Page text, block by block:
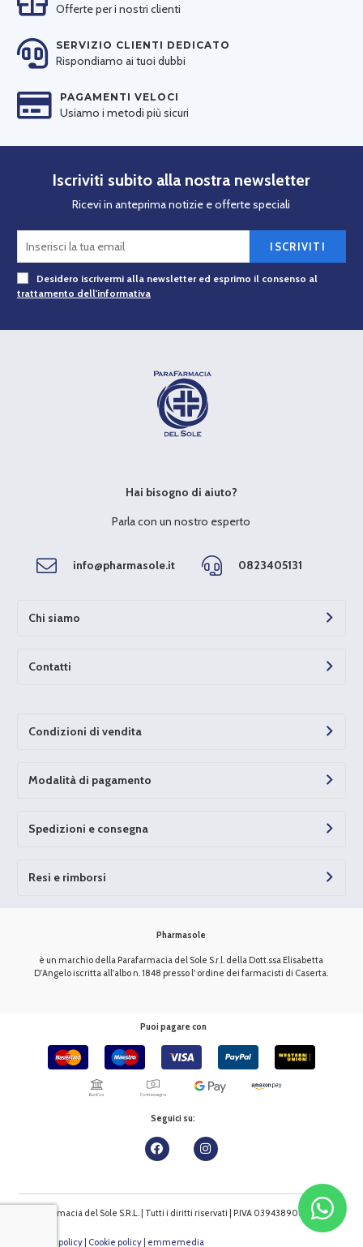
Offerte per i nostri clienti
SERVIZIO CLIENTI DEDICATO
Rispondiamo ai tuoi dubbi
PAGAMENTI VELOCI
Usiamo i metodi più sicuri
Iscriviti subito alla nostra newsletter
Ricevi in anteprima notizie e offerte speciali
ISCRIVITI
Desidero iscrivermi alla newsletter ed esprimo il consenso al
trattamento dell'informativa
Hai bisogno di aiuto?
Parla con un nostro esperto
info@pharmasole.it 0823405131
Chi siamo
Contatti
Condizioni di vendita
Modalità di pagamento
Spedizioni e consegna
Resi e rimborsi
Pharmasole
è un marchio della Parafarmacia del Sole S.r.l. della Dott.ssa Elisabetta
D'Angelo iscritta all'albo n. 1848 presso l' ordine dei farmacisti di Caserta.
Puoi pagare con
Seguici su:
Parafarmacia del Sole S.R.L. | Tutti i diritti riservati | P.IVA 03943890610
Privacy policy| Cookie policy| emmemedia